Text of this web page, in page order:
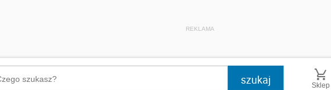
REKLAMA
Sklep